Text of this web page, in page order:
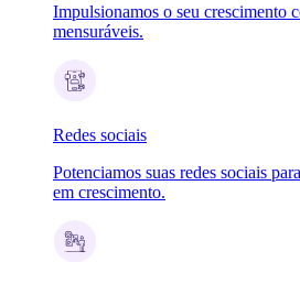
Impulsionamos o seu crescimento
mensuráveis.
Redes sociais
Potenciamos suas redes sociais
em crescimento.